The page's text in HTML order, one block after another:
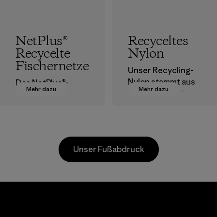
Mehr dazu
NetPlus®
Recycelte
Fischernetze
Das NetPlus®-
Material wird zu
Fischernetzen
hergestellt, die von
Fischereigemeind
Mehr dazu
Recyceltes
Nylon
Unser Recycling-
Nylon stammt aus
postindustriellen
recycelten
Postconsumer-
Materialien.
Unser Fußabdruck